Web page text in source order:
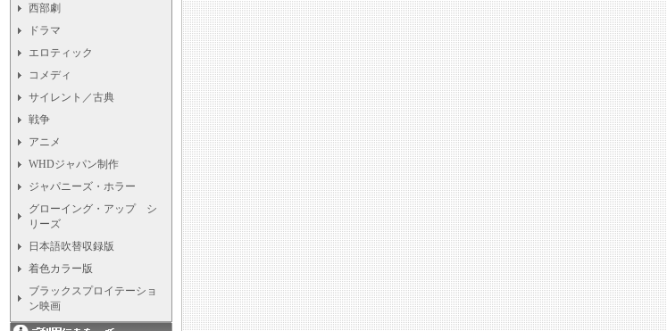
西部劇
ドラマ
エロティック
コメディ
サイレント／古典
戦争
アニメ
WHDジャパン制作
ジャパニーズ・ホラー
グローイング・アップ シ
リーズ
日本語吹替収録版
着色カラー版
ブラックスプロイテーショ
ン映画